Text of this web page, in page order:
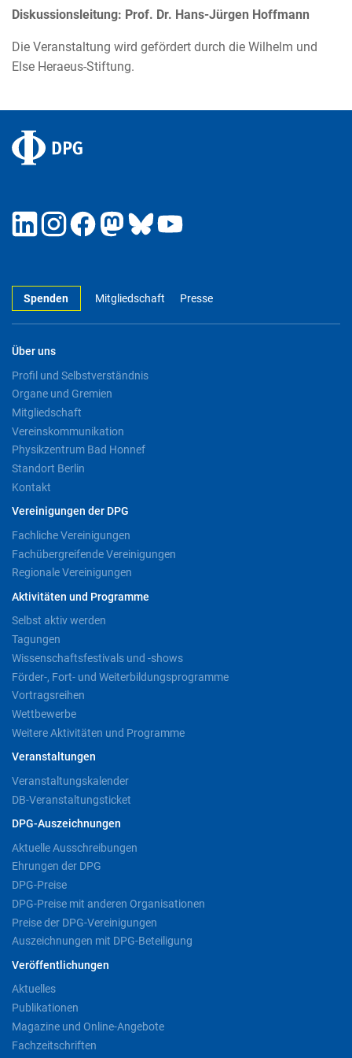
Diskussionsleitung: Prof. Dr. Hans-Jürgen Hoffmann
Die Veranstaltung wird gefördert durch die Wilhelm und
Else Heraeus-Stiftung.
Spenden Mitgliedschaft Presse
Über uns
Profil und Selbstverständnis
Organe und Gremien
Mitgliedschaft
Vereinskommunikation
Physikzentrum Bad Honnef
Standort Berlin
Kontakt
Vereinigungen der DPG
Fachliche Vereinigungen
Fachübergreifende Vereinigungen
Regionale Vereinigungen
Aktivitäten und Programme
Selbst aktiv werden
Tagungen
Wissenschaftsfestivals und -shows
Förder-, Fort- und Weiterbildungsprogramme
Vortragsreihen
Wettbewerbe
Weitere Aktivitäten und Programme
Veranstaltungen
Veranstaltungskalender
DB-Veranstaltungsticket
DPG-Auszeichnungen
Aktuelle Ausschreibungen
Ehrungen der DPG
DPG-Preise
DPG-Preise mit anderen Organisationen
Preise der DPG-Vereinigungen
Auszeichnungen mit DPG-Beteiligung
Veröffentlichungen
Aktuelles
Publikationen
Magazine und Online-Angebote
Fachzeitschriften